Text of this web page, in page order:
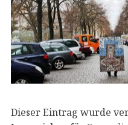
Dieser Eintrag wurde